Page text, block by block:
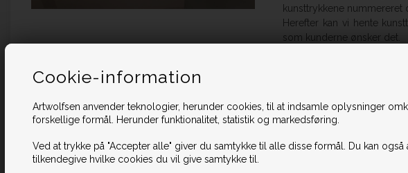
Cookie-information
Artwolfsen anvender teknologier, herunder cookies, til at indsamle oplysninger
forskellige formål. Herunder funktionalitet, statistik og markedsføring.
Ved at trykke på "Accepter alle" giver du samtykke til alle disse formål. Du kan også
tilkendegive hvilke cookies du vil give samtykke til.
kunsttrykkene nummereret
Herefter kan vi hente
som kunderne ønsker det.
Så skriv til os på vores